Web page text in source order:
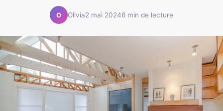
O Olivia2 mai 20246 min de lecture